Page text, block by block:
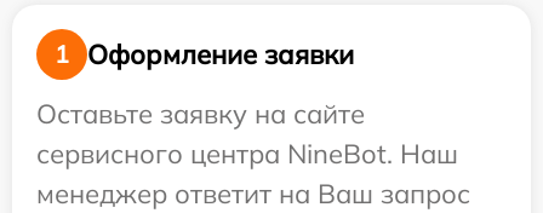
1
Оформление заявки
Оставьте заявку на сайте
сервисного центра NineBot. Наш
менеджер ответит на Ваш запрос